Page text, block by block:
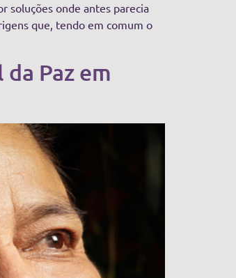
soluções onde antes parecia
que, tendo em comum o
Paz em